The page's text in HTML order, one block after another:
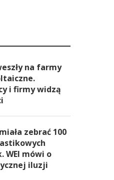
na farmy
i firmy widzą
zebrać 100
WEI mówi o
iluzji